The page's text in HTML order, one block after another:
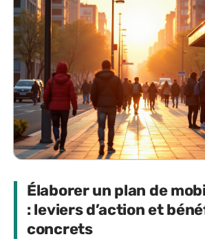
Élaborer un plan de
: leviers d’action et
concrets